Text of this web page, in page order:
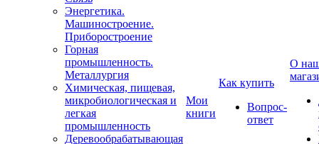
Энергетика.
Машиностроение.
Приборостроение
Горная
промышленность.
Металлургия
Химическая, пищевая,
микробиологическая и
легкая
промышленность
Деревообрабатывающая
Мои
книги
Как купить
Вопрос-
ответ
О